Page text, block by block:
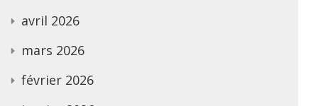
avril 2026
mars 2026
février 2026